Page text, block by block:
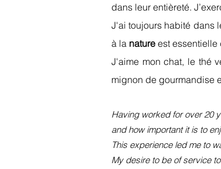
dans leur entièreté.
J'ai toujours habité dans
à la nature est essentielle
J'aime mon chat, le thé
mignon de gourmandise
Having worked for over 20
and how important it is to
This experience led me to
My desire to be of service